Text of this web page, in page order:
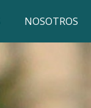
NOSOTROS